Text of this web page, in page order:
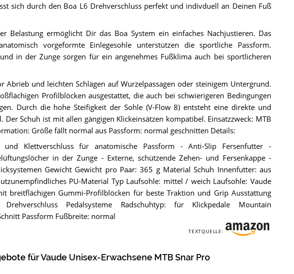
sich durch den Boa L6 Drehverschluss perfekt und indivduell an Deinen Fuß
Belastung ermöglicht Dir das Boa System ein einfaches Nachjustieren. Das
vorgeformte Einlegesohle unterstützen die sportliche Passform.
in der Zunge sorgen für ein angenehmes Fußklima auch bei sportlicheren
Abrieb und leichten Schlägen auf Wurzelpassagen oder steinigem Untergrund.
Profilblöcken ausgestattet, die auch bei schwierigeren Bedingungen
Durch die hohe Steifigkeit der Sohle (V-Flow 8) entsteht eine direkte und
Der Schuh ist mit allen gängigen Klickeinsätzen kompatibel. Einsatzzweck: MTB
Größe fällt normal aus Passform: normal geschnitten Details:
und Klettverschluss für anatomische Passform - Anti-Slip Fersenfutter -
in der Zunge - Externe, schützende Zehen- und Fersenkappe -
Gewicht Gewicht pro Paar: 365 g Material Schuh Innenfutter: aus
PU-Material Typ Laufsohle: mittel / weich Laufsohle: Vaude
breitflächigen Gummi-Profilblöcken für beste Traktion und Grip Ausstattung
Drehverschluss Pedalsysteme Radschuhtyp: für Klickpedale Mountain
Passform Fußbreite: normal
TEXTQUELLE:
fürVaude Unisex-Erwachsene MTB Snar Pro